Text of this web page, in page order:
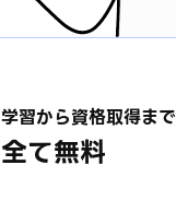
学習から資格取得まで
全て無料